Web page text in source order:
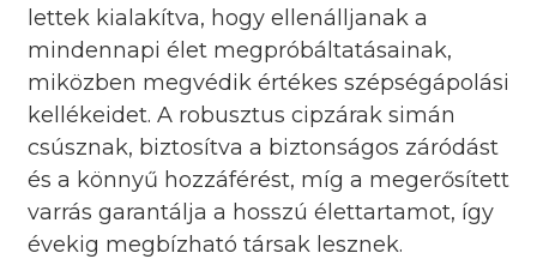
lettek kialakítva, hogy ellenálljanak a
mindennapi élet megpróbáltatásainak,
miközben megvédik értékes szépségápolási
kellékeidet. A robusztus cipzárak simán
csúsznak, biztosítva a biztonságos záródást
és a könnyű hozzáférést, míg a megerősített
varrás garantálja a hosszú élettartamot, így
évekig megbízható társak lesznek.